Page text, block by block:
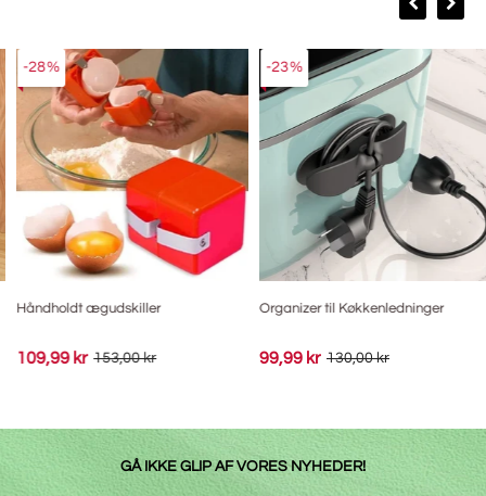
-28%
Håndholdt ægudskiller
109,99 kr 153,00 kr
-23%
Organizer til Køkkenledninger
99,99 kr 130,00 kr
GÅ IKKE GLIP AF VORES NYHEDER!